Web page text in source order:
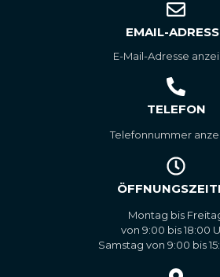
EMAIL-
E-Mail-Adresse
TELEFON
Telefonnummer
Montag bis
von 9:00 bis 18:00
Samstag von 9:00 bis